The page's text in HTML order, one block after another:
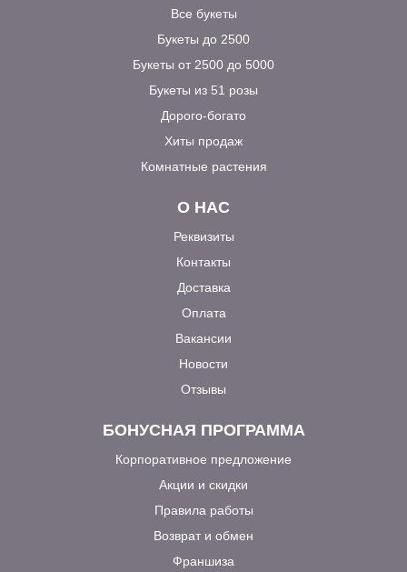
Все букеты
Букеты до 2500
Букеты от 2500 до 5000
Букеты из 51 розы
Дорого-богато
Хиты продаж
Комнатные растения
О НАС
Реквизиты
Контакты
Доставка
Оплата
Вакансии
Новости
Отзывы
БОНУСНАЯ ПРОГРАММА
Корпоративное предложение
Акции и скидки
Правила работы
Возврат и обмен
Франшиза